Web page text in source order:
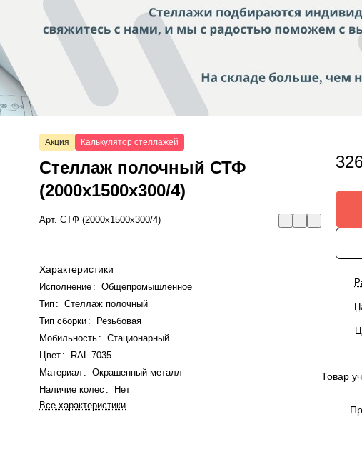
Акция Калькулятор стеллажей
Стеллаж полочный СТФ
(2000x1500x300/4)
Арт.СТФ (2000x1500x300/4)
Характеристики
Исполнение :
Общепромышленное
Тип :
Стеллаж полочный
Тип сборки:
Резьбовая
Мобильность :
Стационарный
Цвет :
RAL 7035
Материал :
Окрашенный металл
Наличие колес :
Нет
Все характеристики
Товар